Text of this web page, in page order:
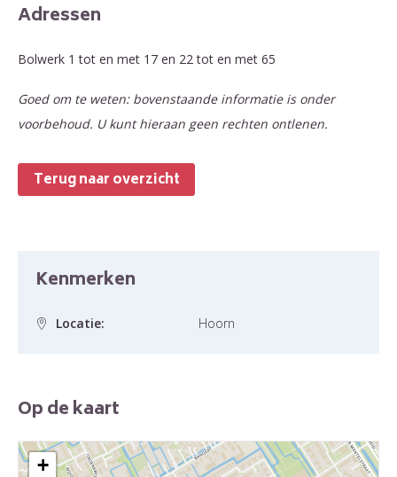
Adressen
Bolwerk 1 tot en met 17 en 22 tot en met 65
Goed om te weten: bovenstaande informatie is onder
voorbehoud. U kunt hieraan geen rechten ontlenen.
Terug naar overzicht
Kenmerken
Locatie: Hoorn
Op de kaart
+